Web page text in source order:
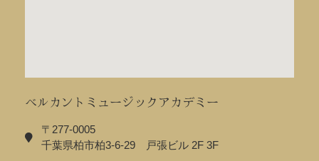
ベルカントミュージックアカデミー
〒277-0005
千葉県柏市柏3-6-29 戸張ビル 2F 3F